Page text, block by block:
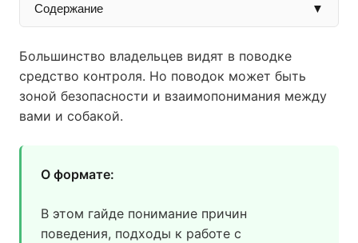
Содержание ▼
Большинство владельцев видят в поводке
средство контроля. Но поводок может быть
зоной безопасности и взаимопонимания между
вами и собакой.
О формате:
В этом гайде понимание причин
поведения, подходы к работе с